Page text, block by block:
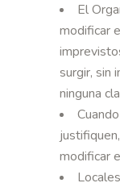
El
modificar
surgir, sin
ninguna
modificar